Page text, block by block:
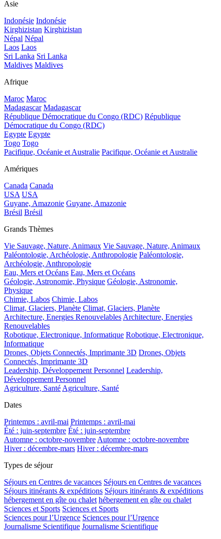
Asie
Indonésie Indonésie
Kirghizistan Kirghizistan
Népal Népal
Laos Laos
Sri Lanka Sri Lanka
Maldives Maldives
Afrique
Maroc Maroc
Madagascar Madagascar
République Démocratique du Congo (RDC) République
Démocratique du Congo (RDC)
Egypte Egypte
Togo Togo
Pacifique, Océanie et Australie Pacifique, Océanie et Australie
Amériques
Canada Canada
USA USA
Guyane, Amazonie Guyane, Amazonie
Brésil Brésil
Grands Thèmes
Vie Sauvage, Nature, Animaux Vie Sauvage, Nature, Animaux
Paléontologie, Archéologie, Anthropologie Paléontologie,
Archéologie, Anthropologie
Eau, Mers et Océans Eau, Mers et Océans
Géologie, Astronomie, Physique Géologie, Astronomie,
Physique
Chimie, Labos Chimie, Labos
Climat, Glaciers, Planète Climat, Glaciers, Planète
Architecture, Energies RenouvelablesArchitecture, Energies
Renouvelables
Robotique, Electronique, Informatique Robotique, Electronique,
Informatique
Drones, Objets Connectés, Imprimante 3D Drones, Objets
Connectés, Imprimante 3D
Leadership, Développement Personnel Leadership,
Développement Personnel
Agriculture, SantéAgriculture, Santé
Dates
Printemps : avril-mai Printemps : avril-mai
Été : juin-septembre Été : juin-septembre
Automne : octobre-novembreAutomne : octobre-novembre
Hiver : décembre-mars Hiver : décembre-mars
Types de séjour
Séjours en Centres de vacances Séjours en Centres de vacances
Séjours itinérants & expéditions Séjours itinérants & expéditions
hébergement en gîte ou chalet hébergement en gîte ou chalet
Sciences et Sports Sciences et Sports
Sciences pour l’Urgence Sciences pour l’Urgence
Journalisme Scientifique Journalisme Scientifique